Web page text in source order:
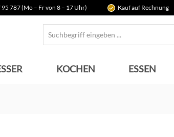
787 (Mo – Fr von 8 – 17 Uhr) Kauf auf Rechnung
KOCHEN ESSEN